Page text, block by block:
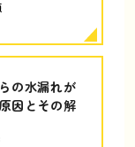
の水漏れが
因とその解